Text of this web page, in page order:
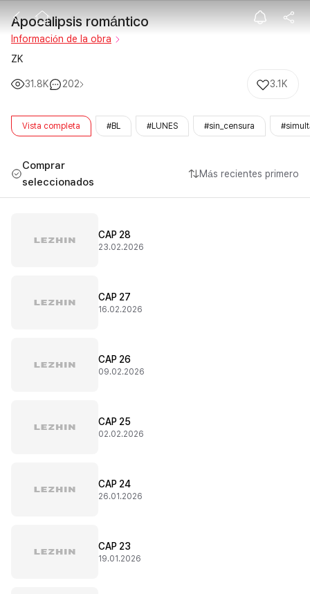
Apocalipsis
Apocalipsis romántico
Información de la obra
ZK
31.8K 202 3.1K
Vista completa #BL #LUNES #sin_censura
Comprar
seleccionados
Más recientes primero
CAP 28
23.02.2026
CAP 27
16.02.2026
CAP 26
09.02.2026
CAP 25
02.02.2026
CAP 24
26.01.2026
CAP 23
19.01.2026